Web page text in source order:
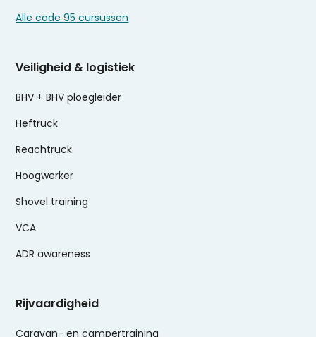
Alle code 95 cursussen
Veiligheid & logistiek
BHV + BHV ploegleider
Heftruck
Reachtruck
Hoogwerker
Shovel training
VCA
ADR awareness
Rijvaardigheid
Caravan- en campertraining